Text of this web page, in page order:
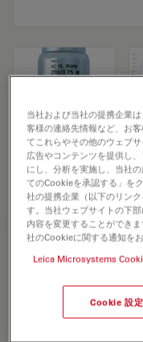
Microscope
20x/0,75 W
見積依頼
当社および当社の提携企業
客様の連絡先情報など、お
てこれらやその他のウェブ
広告やコンテンツを提供し
にし、分析を実施し、当社
てのCookieを承認する」を
社の提携企業（以下のリン
す。当社ウェブサイトの下
内容を変更することができ
社のCookieに関する通知を
Leica Microsystems
Cookie 設定